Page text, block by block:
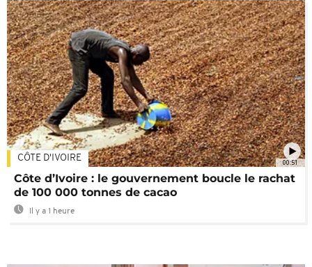
00:51
CÔTE D'IVOIRE
Côte d’Ivoire : le gouvernement boucle le rachat
de 100 000 tonnes de cacao
Il y a 1 heure